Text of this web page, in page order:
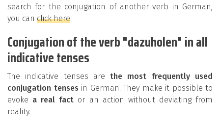
search for the conjugation of another verb in German,
you can click here.
Conjugation of the verb "dazuholen" in all
indicative tenses
The indicative tenses arethe most frequently used
conjugation tenses in German. They make it possible to
evoke a real fact or an action without deviating from
reality.